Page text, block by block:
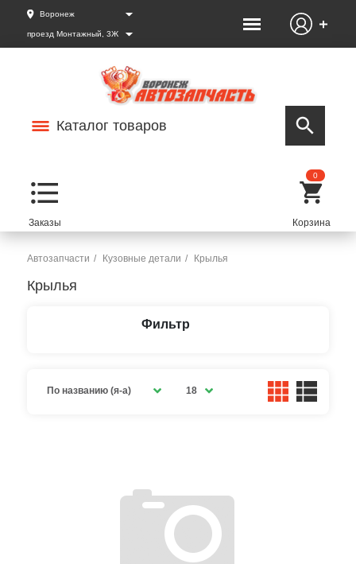
Воронеж
проезд Монтажный, 3Ж
Каталог товаров
0
Автозапчасти Кузовные детали Крылья
Крылья
Фильтр
По названию (я-а) 18